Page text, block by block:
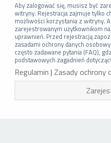
Aby zalogować się, musisz być
witryny. Rejestracja zajmuje tylko
możliwości korzystania z witryny.
zarejestrowanym użytkownikom
uprawnień. Przed rejestracją
zasadami ochrony danych
często zadawane pytania (FAQ),
podstawowych zagadnień
Regulamin | Zasady ochrony